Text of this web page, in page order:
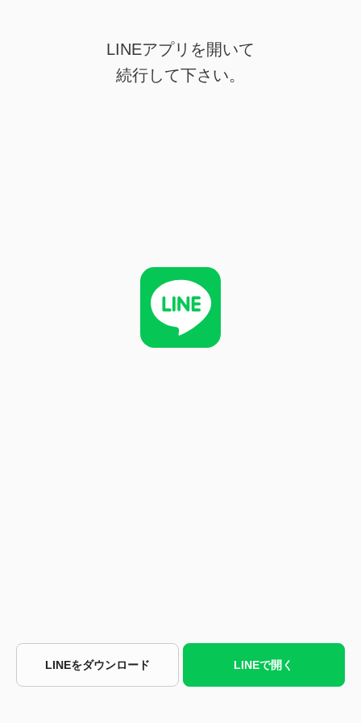
LINEアプリを開いて
続行して下さい。
LINEをダウンロード LINEで開く